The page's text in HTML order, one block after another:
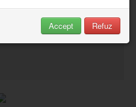
Accept Refuz